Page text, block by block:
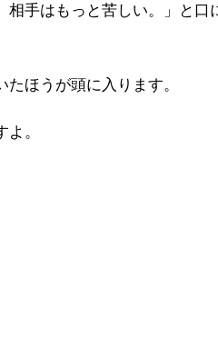
手はもっと苦しい。」と口
ほうが頭に入ります。
。